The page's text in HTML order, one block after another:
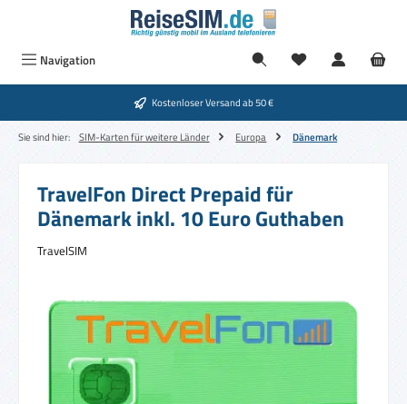
Zum Hauptinhalt springen
Navigation
Kostenloser Versand ab 50 €
Sie sind hier: SIM-Karten für weitere Länder Europa Dänemark
TravelFon Direct Prepaid für
Dänemark inkl. 10 Euro Guthaben
TravelSIM
Bildergalerie überspringen